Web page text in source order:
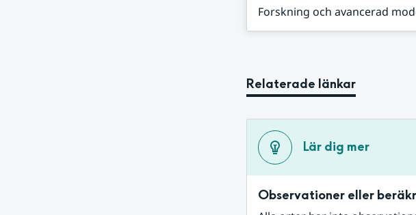
Forskning och avancerad
Relaterade länkar
Lär dig mer
Observationer eller